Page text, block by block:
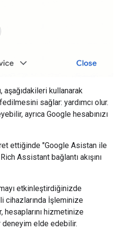
aşağıdakileri kullanarak
sağlar: yardımcı olur.
ayrıca Google hesabınızı
ettiğinde "Google Asistan ile
Assistant bağlantı akışını
etkinleştirdiğinizde
cihazlarında İşleminize
hesaplarını hizmetinize
deneyim elde edebilir.